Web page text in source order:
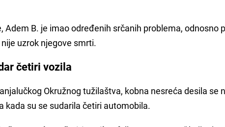
Adem B. je imao određenih srčanih problema, odnosno
uzrok njegove smrti.
četiri vozila
Okružnog tužilaštva, kobna nesreća desila se
kada su se sudarila četiri automobila.